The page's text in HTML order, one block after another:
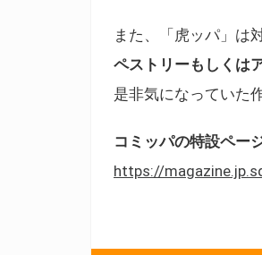
また、「虎ッパ」は
ペストリーもしくは
是非気になっていた
コミッパの特設ペー
https://